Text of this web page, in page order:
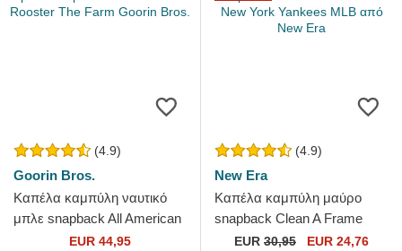
(4.9)
Goorin Bros.
Καπέλα καμπύλη ναυτικό
μπλε snapback All American
Rooster The Farm Goorin
EUR 44,95
(4.9)
New Era
Καπέλα καμπύλη μαύρο
snapback Clean A Frame
από New York Yankees MLB
EUR 30,95 EUR 24,76